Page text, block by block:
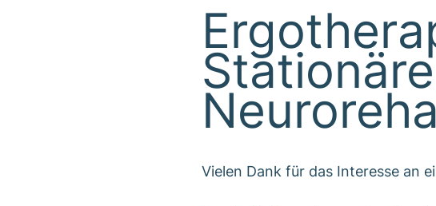
Vielen Dank für das Interesse an